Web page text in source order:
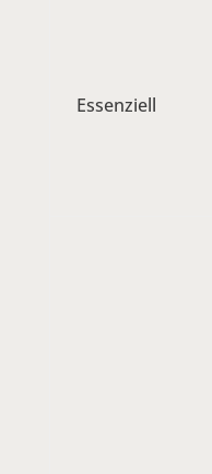
Essenziell